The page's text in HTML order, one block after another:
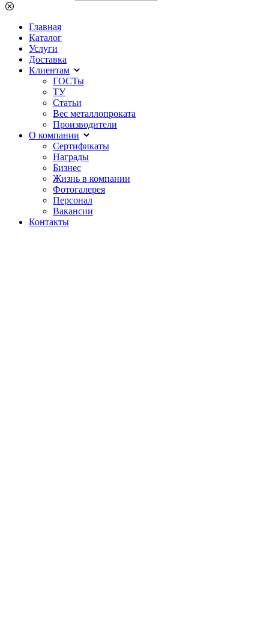
Главная
Каталог
Услуги
Доставка
Клиентам
ГОСТы
ТУ
Статьи
Вес металлопроката
Производители
О компании
Сертификаты
Награды
Бизнес
Жизнь в компании
Фотогалерея
Персонал
Вакансии
Контакты